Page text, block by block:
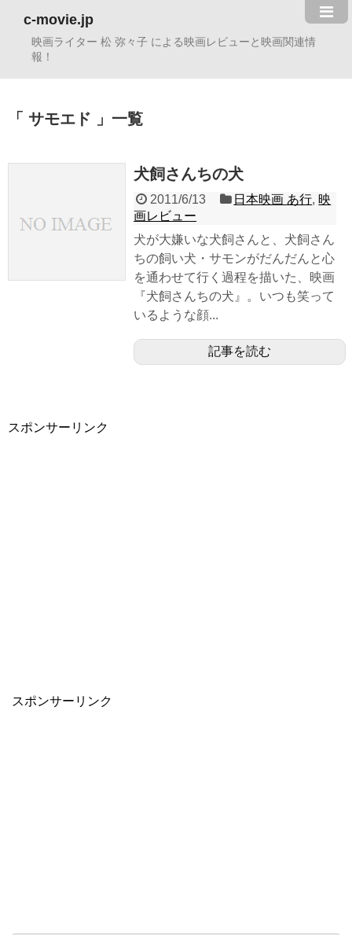
c-movie.jp
映画ライター 松 弥々子 による映画レビューと映画関連情
報！
サモエド 一覧
犬飼さんちの犬
2011/6/13 日本映画 あ行, 映
画レビュー
犬が大嫌いな犬飼さんと、犬飼さん
ちの飼い犬・サモンがだんだんと心
を通わせて行く過程を描いた、映画
『犬飼さんちの犬』。いつも笑って
いるような顔...
記事を読む
スポンサーリンク
スポンサーリンク